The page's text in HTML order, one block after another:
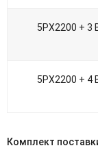
5PX2200 + 3
5PX2200 + 4
Комплект